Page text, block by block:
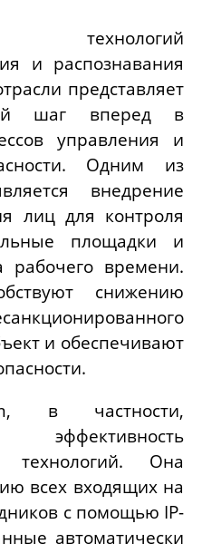
технологий
и распознавания
представляет
шаг вперед в
управления и
Одним из
внедрение
лиц для контроля
площадки и
рабочего времени.
снижению
и обеспечивают
в частности,
технологий. Она
всех входящих на
с помощью IP-
автоматически